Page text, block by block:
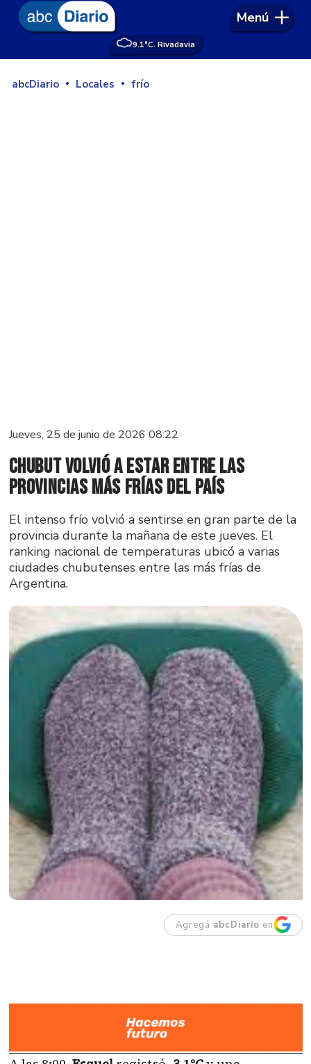
9.1°C. Rivadavia
Menú
abcDiario Locales frío
Jueves, 25 de junio de 2026 08:22
Chubut volvió a estar entre las
provincias más frías del país
El intenso frío volvió a sentirse en gran parte de la
provincia durante la mañana de este jueves. El
ranking nacional de temperaturas ubicó a varias
ciudades chubutenses entre las más frías de
Argentina.
Agregá abcDiario en